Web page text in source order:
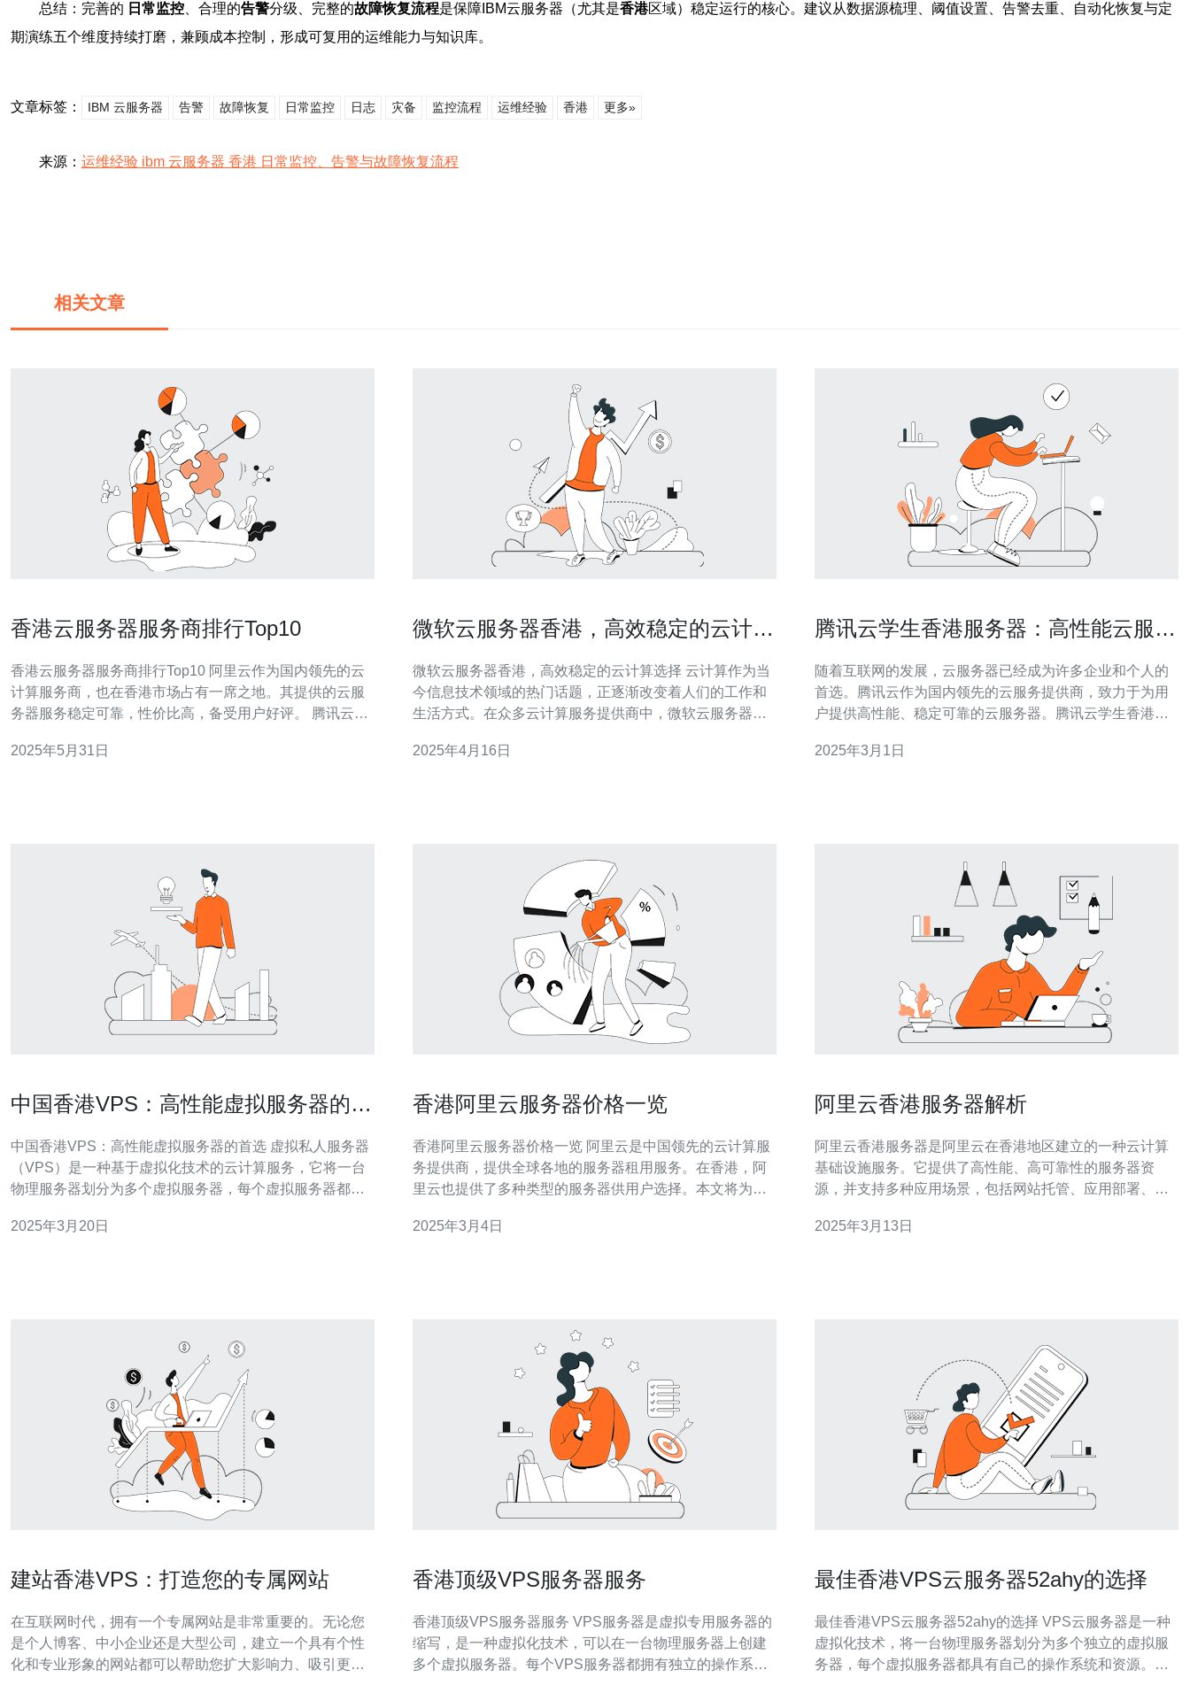
总结：完善的 日常监控 、合理的告警分级、完整的故障恢复流程是保障IBM云服务器（尤其是香港区域）稳定运行的核心。建议从数据源梳理、阈值设置、告警去重、自动化恢复与定
期演练五个维度持续打磨，兼顾成本控制，形成可复用的运维能力与知识库。
文章标签： IBM 云服务器 告警 故障恢复 日常监控 日志 灾备 监控流程 运维经验 香港 更多»
来源： 运维经验 ibm 云服务器 香港 日常监控、告警与故障恢复流程
相关文章
香港云服务器服务商排行Top10
香港云服务器服务商排行Top10 阿里云作为国内领先的云
计算服务商，也在香港市场占有一席之地。其提供的云服
务器服务稳定可靠，性价比高，备受用户好评。 腾讯云在
有保障，是许多企业的首选云服务器服务商。 华为云作为
2025年5月31日
微软云服务器香港，高效稳定的云计算
微软云服务器香港，高效稳定的云计算选择 云计算作为当
今信息技术领域的热门话题，正逐渐改变着人们的工作和
生活方式。在众多云计算服务提供商中，微软云服务器香
服务器香港的特点和优势。 作为全球领先的云计算服务提
2025年4月16日
腾讯云学生香港服务器：高性能云服务
随着互联网的发展，云服务器已经成为许多企业和个人的
首选。腾讯云作为国内领先的云服务提供商，致力于为用
户提供高性能、稳定可靠的云服务器。腾讯云学生香港服
提供了强大的支持。 腾讯云学生香港服务器采用最先进的
2025年3月1日
中国香港VPS：高性能虚拟服务器的首
中国香港VPS：高性能虚拟服务器的首选 虚拟私人服务器
（VPS）是一种基于虚拟化技术的云计算服务，它将一台
物理服务器划分为多个虚拟服务器，每个虚拟服务器都可
融和科技中心，拥有先进的网络基础设施和稳定的网络连
2025年3月20日
香港阿里云服务器价格一览
香港阿里云服务器价格一览 阿里云是中国领先的云计算服
务提供商，提供全球各地的服务器租用服务。在香港，阿
里云也提供了多种类型的服务器供用户选择。本文将为您
ECS（Elastic Compute Service）是一种灵活、高性能的
2025年3月4日
阿里云香港服务器解析
阿里云香港服务器是阿里云在香港地区建立的一种云计算
基础设施服务。它提供了高性能、高可靠性的服务器资
源，并支持多种应用场景，包括网站托管、应用部署、数
具有以下优势： 地理位置优越：香港位于亚洲的中心地
2025年3月13日
建站香港VPS：打造您的专属网站
在互联网时代，拥有一个专属网站是非常重要的。无论您
是个人博客、中小企业还是大型公司，建立一个具有个性
化和专业形象的网站都可以帮助您扩大影响力、吸引更多
香港顶级VPS服务器服务
香港顶级VPS服务器服务 VPS服务器是虚拟专用服务器的
缩写，是一种虚拟化技术，可以在一台物理服务器上创建
多个虚拟服务器。每个VPS服务器都拥有独立的操作系统
最佳香港VPS云服务器52ahy的选择
最佳香港VPS云服务器52ahy的选择 VPS云服务器是一种
虚拟化技术，将一台物理服务器划分为多个独立的虚拟服
务器，每个虚拟服务器都具有自己的操作系统和资源。